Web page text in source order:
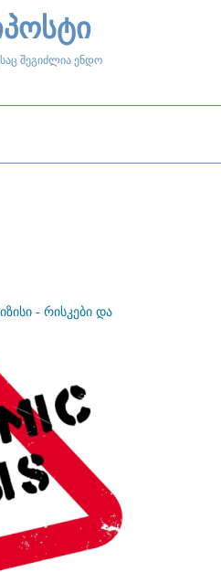
შეგიძლია ენდო
- რისკები და